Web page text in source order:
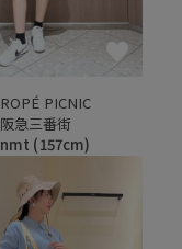
ROPÉ PICNIC
阪急三番街
nmt (157cm)